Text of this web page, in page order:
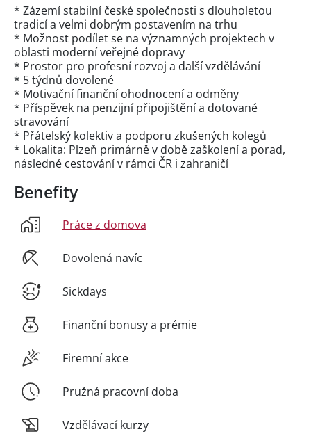
* Zázemí stabilní české společnosti s dlouholetou
tradicí a velmi dobrým postavením na trhu
* Možnost podílet se na významných projektech v
oblasti moderní veřejné dopravy
* Prostor pro profesní rozvoj a další vzdělávání
* 5 týdnů dovolené
* Motivační finanční ohodnocení a odměny
* Příspěvek na penzijní připojištění a dotované
stravování
* Přátelský kolektiv a podporu zkušených kolegů
* Lokalita: Plzeň primárně v době zaškolení a porad,
následné cestování v rámci ČR i zahraničí
Benefity
Práce z domova
Dovolená navíc
Sickdays
Finanční bonusy a prémie
Firemní akce
Pružná pracovní doba
Vzdělávací kurzy